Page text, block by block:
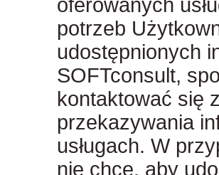
oferowanych
potrzeb
udostępnionych
SOFTconsult,
kontaktować się
przekazywania
usługach. W
nie chce, aby